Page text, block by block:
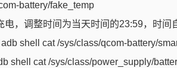
battery/fake_temp
电，调整时间为当天时间的23:59，时
shell cat /sys/class/qcom-battery/
shell cat /sys/class/power_supply/